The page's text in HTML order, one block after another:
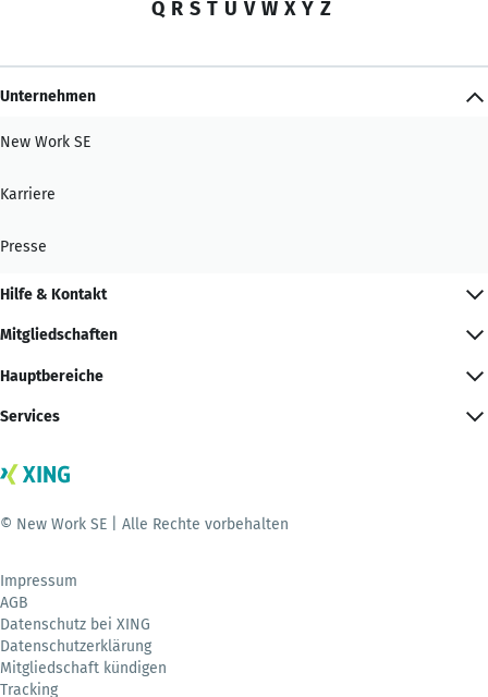
Q R S T U V W X Y Z
Unternehmen
New Work SE
Karriere
Presse
Hilfe & Kontakt
Mitgliedschaften
Hauptbereiche
Services
© New Work SE | Alle Rechte vorbehalten
Impressum
AGB
Datenschutz bei XING
Datenschutzerklärung
Mitgliedschaft kündigen
Tracking